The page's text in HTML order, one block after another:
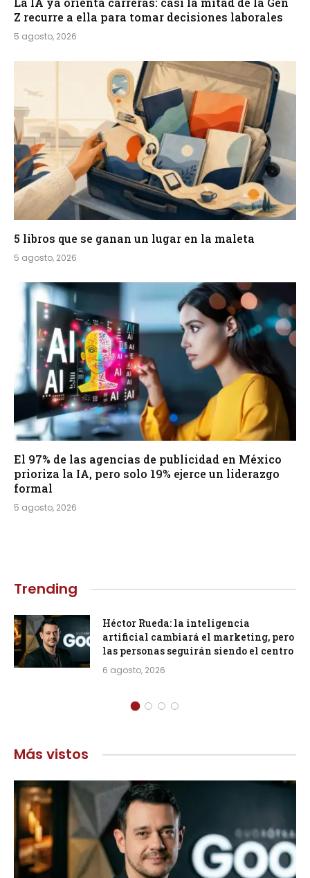
Z recurre a ella para tomar decisiones laborales
5 agosto, 2026
5 libros que se ganan un lugar en la maleta
5 agosto, 2026
El 97% de las agencias de publicidad en México
prioriza la IA, pero solo 19% ejerce un liderazgo
formal
5 agosto, 2026
Trending
Héctor Rueda: la inteligencia
artificial cambiará el marketing, pero
las personas seguirán siendo el centro
6 agosto, 2026
Más vistos